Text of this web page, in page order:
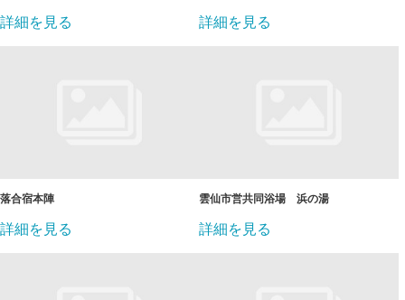
詳細を見る 詳細を見る
落合宿本陣
詳細を見る
雲仙市営共同浴場 浜の湯
詳細を見る